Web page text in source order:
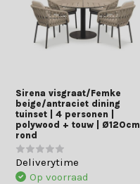
Sirena visgraat/Femke
beige/antraciet dining
tuinset | 4 personen |
polywood + touw | Ø120cm
rond
Deliverytime
Op voorraad